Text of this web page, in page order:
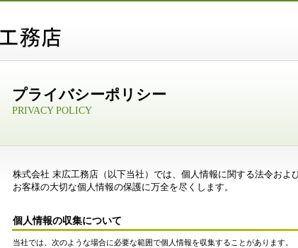
プライバシーポリシー
PRIVACY POLICY
株式会社 末広工務店（以下当社）では、個人情報に関する法令およ
お客様の大切な個人情報の保護に万全を尽くします。
個人情報の収集について
当社では、次のような場合に必要な範囲で個人情報を収集することがあります。